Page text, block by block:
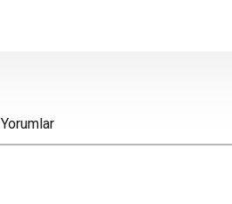
Yorumlar